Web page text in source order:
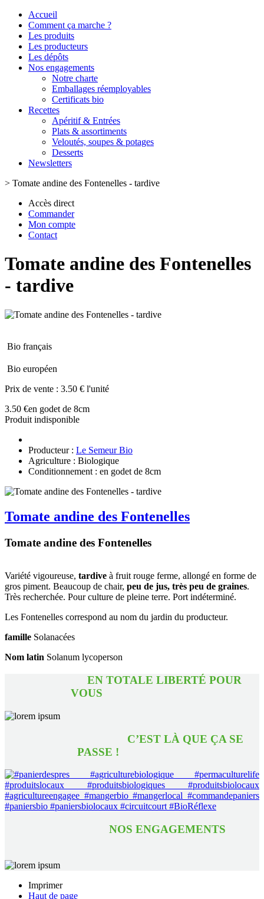
Accueil
Comment ça marche ?
Les produits
Les producteurs
Les dépôts
Nos engagements
Notre charte
Emballages réemployables
Certificats bio
Recettes
Apéritif & Entrées
Plats & assortiments
Veloutés, soupes & potages
Desserts
Newsletters
> Tomate andine des Fontenelles - tardive
Accès direct
Commander
Mon compte
Contact
Tomate andine des Fontenelles
- tardive
Bio français
Bio européen
Prix de vente : 3.50 € l'unité
3.50 €en godet de 8cm
Produit indisponible
Producteur : Le Semeur Bio
Agriculture : Biologique
Conditionnement : en godet de 8cm
Tomate andine des Fontenelles
Tomate andine des Fontenelles
Variété vigoureuse, tardive à fruit rouge ferme, allongé en forme de
gros piment. Beaucoup de chair, peu de jus, très peu de graines.
Très recherchée. Pour culture de pleine terre. Port indéterminé.
Les Fontenelles correspond au nom du jardin du producteur.
famille Solanacées
Nom latin Solanum lycoperson
EN TOTALE LIBERTÉ POUR
VOUS
C’EST LÀ QUE ÇA SE
PASSE !
NOS ENGAGEMENTS
Imprimer
Haut de page